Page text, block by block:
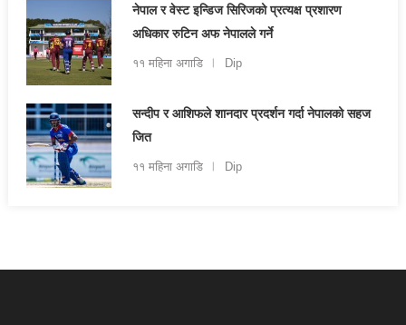
नेपाल र वेस्ट इन्डिज सिरिजको प्रत्यक्ष प्रशारण
अधिकार रुटिन अफ नेपालले गर्ने
११ महिना अगाडि Dip
सन्दीप र आशिफले शानदार प्रदर्शन गर्दा नेपालको सहज
जित
११ महिना अगाडि Dip